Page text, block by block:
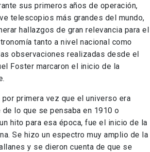
sus primeros años de operación,
telescopios más grandes del mundo,
hallazgos de gran relevancia para el
tanto a nivel nacional como
observaciones realizadas desde el
Foster marcaron el inicio de la
por primera vez que el universo era
de lo que se pensaba en 1910 o
hito para esa época, fue el inicio de la
Se hizo un espectro muy amplio de la
y se dieron cuenta de que se